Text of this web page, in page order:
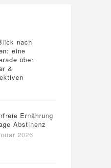
nach
eine
über
&
Ernährung
Abstinenz
2026